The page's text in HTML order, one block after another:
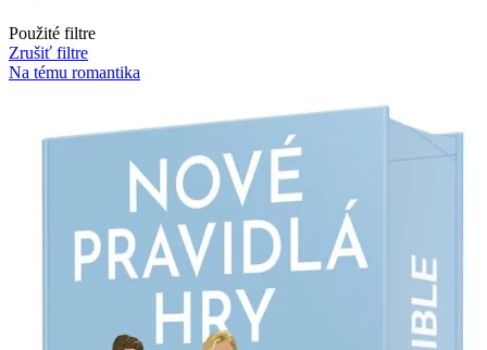
Použité filtre
Zrušiť filtre
Na tému romantika